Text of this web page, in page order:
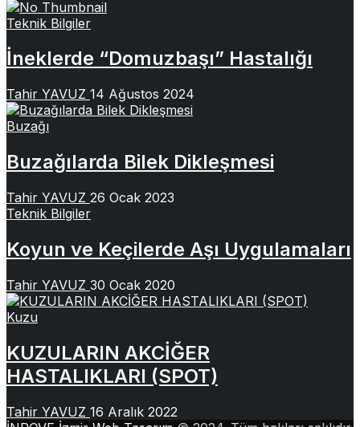
Teknik Bilgiler
İneklerde “Domuzbaşı” Hastalığı
Tahir YAVUZ 14 Ağustos 2024
Buzağı
Buzağılarda Bilek Dikleşmesi
Tahir YAVUZ 26 Ocak 2023
Teknik Bilgiler
Koyun ve Keçilerde Aşı Uygulamaları
Tahir YAVUZ 30 Ocak 2020
Kuzu
KUZULARIN AKCİĞER
HASTALIKLARI (SPOT)
Tahir YAVUZ 16 Aralık 2022